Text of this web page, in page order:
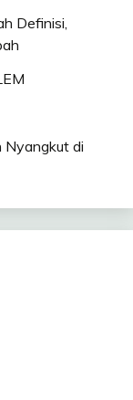
Definisi,
Nyangkut di